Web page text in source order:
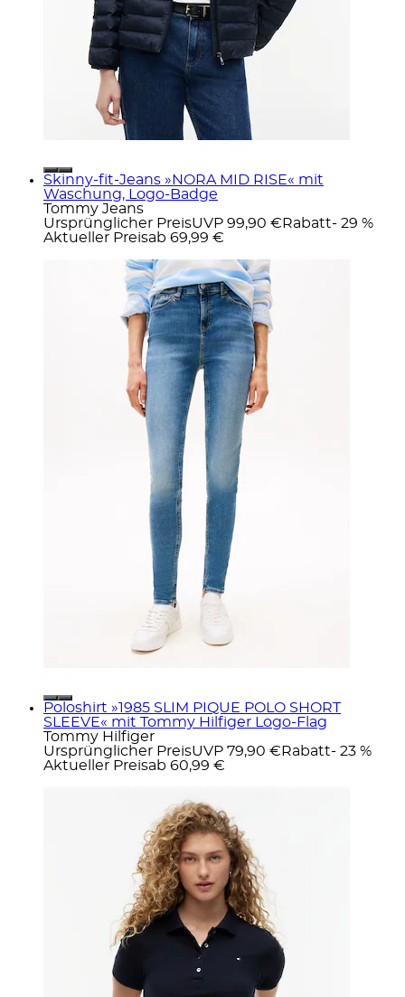
Skinny-fit-Jeans »NORA MID RISE« mit
Waschung, Logo-Badge
Tommy Jeans
Ursprünglicher PreisUVP 99,90 € Rabatt- 29 %
Aktueller Preisab 69,99 €
Poloshirt »1985 SLIM PIQUE POLO SHORT
SLEEVE« mit Tommy Hilfiger Logo-Flag
Tommy Hilfiger
Ursprünglicher PreisUVP 79,90 € Rabatt- 23 %
Aktueller Preisab 60,99 €